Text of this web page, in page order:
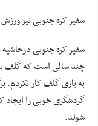
سفیر کره جنوبی نیز
سفیر کره جنوبیدرحاشیه
چند سالی است که گلف
به بازی گلف کار نکردم.
گردشگری خوبی را ایجاد
شوند.